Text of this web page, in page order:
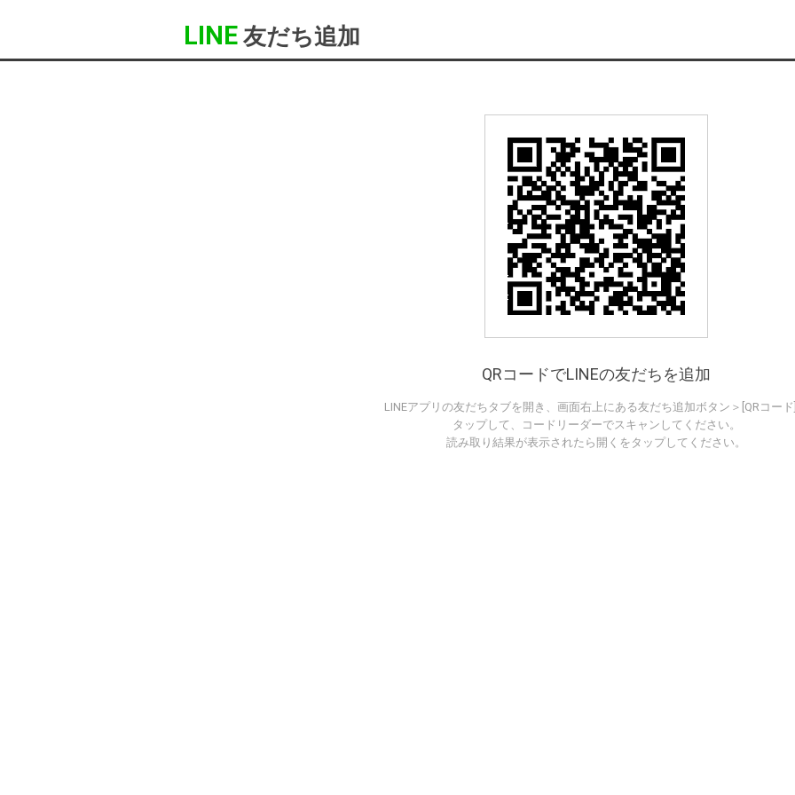
LINE 友だち追加
QRコードでLINEの友だちを追加
LINEアプリの友だちタブを開き、画面右上にある友だち追加ボタン＞[QRコー
タップして、コードリーダーでスキャンしてください。
読み取り結果が表示されたら開くをタップしてください。